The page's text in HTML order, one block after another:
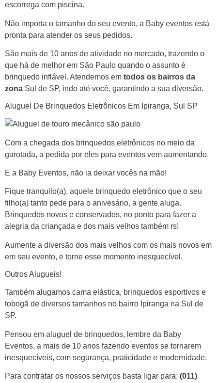
escorrega com piscina.
Não importa o tamanho do seu evento, a Baby eventos está
pronta para atender os seus pedidos.
São mais de 10 anos de atividade no mercado, trazendo o
que há de melhor em São Paulo quando o assunto é
brinquedo inflável. Atendemos em todos os bairros da
zona Sul de SP, indo até você, garantindo a sua diversão.
Aluguel De Brinquedos Eletrônicos Em Ipiranga, Sul SP
Com a chegada dos brinquedos eletrônicos no meio da
garotada, a pedida por eles para eventos vem aumentando.
E a Baby Eventos, não ia deixar vocês na mão!
Fique tranquilo(a), aquele brinquedo eletrônico que o seu
filho(a) tanto pede para o anivesário, a gente aluga.
Brinquedos novos e conservados, no ponto para fazer a
alegria da criançada e dos mais velhos também rs!
Aumente a diversão dos mais velhos com os mais novos em
em seu evento, e torne esse momento inesquecível.
Outros Alugueis!
Também alugamos cama elástica, brinquedos esportivos e
tobogã de diversos tamanhos no bairro Ipiranga na Sul de
SP.
Pensou em aluguel de brinquedos, lembre da Baby
Eventos, a mais de 10 anos fazendo eventos se tornarem
inesquecíveis, com segurança, praticidade e modernidade.
Para contratar os nossos serviços basta ligar para: (011)